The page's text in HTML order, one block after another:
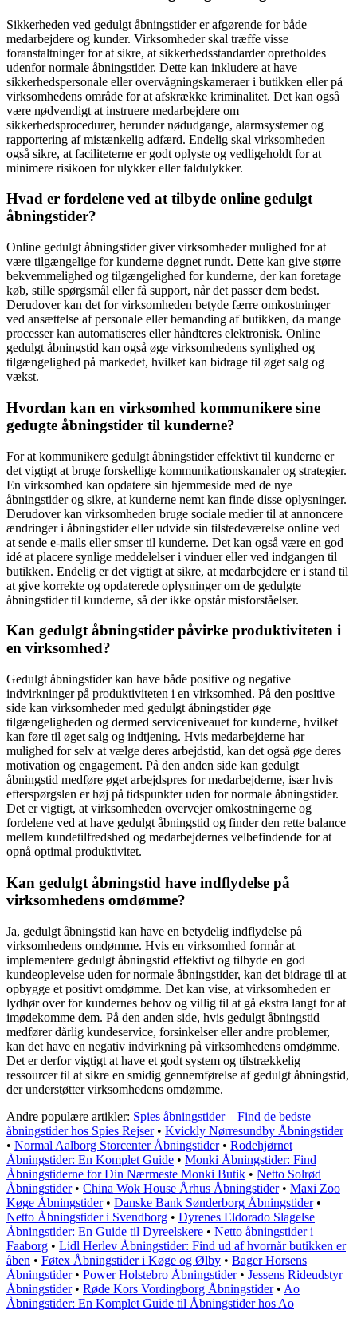
Sikkerheden ved gedulgt åbningstider er afgørende for både
medarbejdere og kunder. Virksomheder skal træffe visse
foranstaltninger for at sikre, at sikkerhedsstandarder opretholdes
udenfor normale åbningstider. Dette kan inkludere at have
sikkerhedspersonale eller overvågningskameraer i butikken eller på
virksomhedens område for at afskrække kriminalitet. Det kan også
være nødvendigt at instruere medarbejdere om
sikkerhedsprocedurer, herunder nødudgange, alarmsystemer og
rapportering af mistænkelig adfærd. Endelig skal virksomheden
også sikre, at faciliteterne er godt oplyste og vedligeholdt for at
minimere risikoen for ulykker eller faldulykker.
Hvad er fordelene ved at tilbyde online gedulgt
åbningstider?
Online gedulgt åbningstider giver virksomheder mulighed for at
være tilgængelige for kunderne døgnet rundt. Dette kan give større
bekvemmelighed og tilgængelighed for kunderne, der kan foretage
køb, stille spørgsmål eller få support, når det passer dem bedst.
Derudover kan det for virksomheden betyde færre omkostninger
ved ansættelse af personale eller bemanding af butikken, da mange
processer kan automatiseres eller håndteres elektronisk. Online
gedulgt åbningstid kan også øge virksomhedens synlighed og
tilgængelighed på markedet, hvilket kan bidrage til øget salg og
vækst.
Hvordan kan en virksomhed kommunikere sine
gedugte åbningstider til kunderne?
For at kommunikere gedulgt åbningstider effektivt til kunderne er
det vigtigt at bruge forskellige kommunikationskanaler og strategier.
En virksomhed kan opdatere sin hjemmeside med de nye
åbningstider og sikre, at kunderne nemt kan finde disse oplysninger.
Derudover kan virksomheden bruge sociale medier til at annoncere
ændringer i åbningstider eller udvide sin tilstedeværelse online ved
at sende e-mails eller smser til kunderne. Det kan også være en god
idé at placere synlige meddelelser i vinduer eller ved indgangen til
butikken. Endelig er det vigtigt at sikre, at medarbejdere er i stand til
at give korrekte og opdaterede oplysninger om de gedulgte
åbningstider til kunderne, så der ikke opstår misforståelser.
Kan gedulgt åbningstider påvirke produktiviteten i
en virksomhed?
Gedulgt åbningstider kan have både positive og negative
indvirkninger på produktiviteten i en virksomhed. På den positive
side kan virksomheder med gedulgt åbningstider øge
tilgængeligheden og dermed serviceniveauet for kunderne, hvilket
kan føre til øget salg og indtjening. Hvis medarbejderne har
mulighed for selv at vælge deres arbejdstid, kan det også øge deres
motivation og engagement. På den anden side kan gedulgt
åbningstid medføre øget arbejdspres for medarbejderne, især hvis
efterspørgslen er høj på tidspunkter uden for normale åbningstider.
Det er vigtigt, at virksomheden overvejer omkostningerne og
fordelene ved at have gedulgt åbningstid og finder den rette balance
mellem kundetilfredshed og medarbejdernes velbefindende for at
opnå optimal produktivitet.
Kan gedulgt åbningstid have indflydelse på
virksomhedens omdømme?
Ja, gedulgt åbningstid kan have en betydelig indflydelse på
virksomhedens omdømme. Hvis en virksomhed formår at
implementere gedulgt åbningstid effektivt og tilbyde en god
kundeoplevelse uden for normale åbningstider, kan det bidrage til at
opbygge et positivt omdømme. Det kan vise, at virksomheden er
lydhør over for kundernes behov og villig til at gå ekstra langt for at
imødekomme dem. På den anden side, hvis gedulgt åbningstid
medfører dårlig kundeservice, forsinkelser eller andre problemer,
kan det have en negativ indvirkning på virksomhedens omdømme.
Det er derfor vigtigt at have et godt system og tilstrækkelig
ressourcer til at sikre en smidig gennemførelse af gedulgt åbningstid,
der understøtter virksomhedens omdømme.
Andre populære artikler: Spies åbningstider – Find de bedste
åbningstider hos Spies Rejser• Kvickly Nørresundby Åbningstider
• Normal Aalborg Storcenter Åbningstider• Rodehjørnet
Åbningstider: En Komplet Guide • Monki Åbningstider: Find
Åbningstiderne for Din Nærmeste Monki Butik • Netto Solrød
Åbningstider• China Wok House Århus Åbningstider• Maxi Zoo
Køge Åbningstider• Danske Bank Sønderborg Åbningstider•
Netto Åbningstider i Svendborg • Dyrenes Eldorado Slagelse
Åbningstider: En Guide til Dyreelskere • Netto åbningstider i
Faaborg • Lidl Herlev Åbningstider: Find ud af hvornår butikken er
åben • Føtex Åbningstider i Køge og Ølby • Bager Horsens
Åbningstider• Power Holstebro Åbningstider• Jessens Rideudstyr
Åbningstider• Røde Kors Vordingborg Åbningstider• Ao
Åbningstider: En Komplet Guide til Åbningstider hos Ao